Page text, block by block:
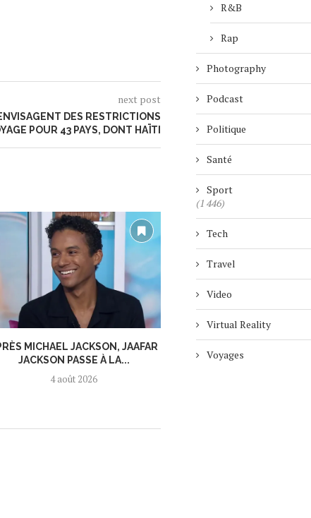
next post
DES RESTRICTIONS
POUR 43 PAYS, DONT HAÏTI
MICHAEL JACKSON, JAAFAR
JACKSON PASSE À LA...
4 août 2026
MARVEL ABANDONNE
R&B
Rap
Photography
Podcast
Politique
Santé
Sport
(1 446)
Tech
Travel
Video
Virtual Reality
Voyages